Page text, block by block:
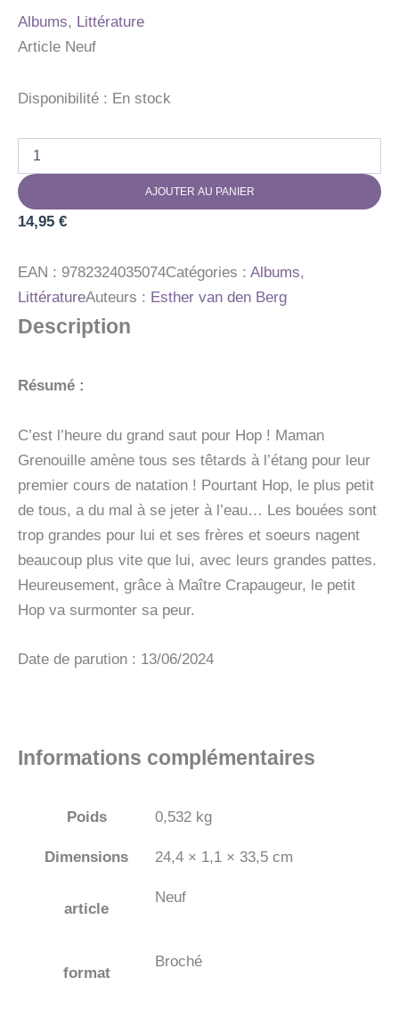
Albums, Littérature
Article Neuf
Disponibilité : En stock
PREMIER
JOUR
DE
AJOUTER AU PANIER
14,95 €
EAN : 9782324035074Catégories : Albums,
LittératureAuteurs : Esther van den Berg
Description
Résumé :
C’est l’heure du grand saut pour Hop ! Maman
Grenouille amène tous ses têtards à l’étang pour leur
premier cours de natation ! Pourtant Hop, le plus petit
de tous, a du mal à se jeter à l’eau… Les bouées sont
trop grandes pour lui et ses frères et soeurs nagent
beaucoup plus vite que lui, avec leurs grandes pattes.
Heureusement, grâce à Maître Crapaugeur, le petit
Hop va surmonter sa peur.
Date de parution : 13/06/2024
Informations complémentaires
Poids 0,532 kg
Dimensions 24,4 × 1,1 × 33,5 cm
article
Neuf
format
Broché